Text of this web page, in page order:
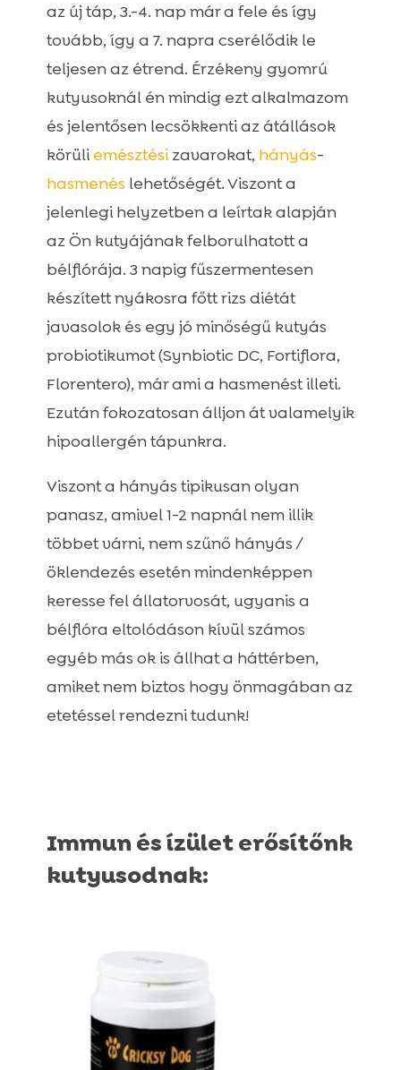
az új táp, 3.-4. nap már a fele és így
tovább, így a 7. napra cserélődik le
teljesen az étrend. Érzékeny gyomrú
kutyusoknál én mindig ezt alkalmazom
és jelentősen lecsökkenti az átállások
körüliemésztésizavarokat, hányás-
hasmenés lehetőségét. Viszont a
jelenlegi helyzetben a leírtak alapján
az Ön kutyájának felborulhatott a
bélflórája. 3 napig fűszermentesen
készített nyákosra főtt rizs diétát
javasolok és egy jó minőségű kutyás
probiotikumot (Synbiotic DC, Fortiflora,
Florentero), már ami a hasmenést illeti.
Ezután fokozatosan álljon át valamelyik
hipoallergén tápunkra.
Viszont a hányás tipikusan olyan
panasz, amivel 1-2 napnál nem illik
többet várni, nem szűnő hányás /
öklendezés esetén mindenképpen
keresse fel állatorvosát, ugyanis a
bélflóra eltolódáson kívül számos
egyéb más ok is állhat a háttérben,
amiket nem biztos hogy önmagában az
etetéssel rendezni tudunk!
Immun és ízület erősítőnk
kutyusodnak: